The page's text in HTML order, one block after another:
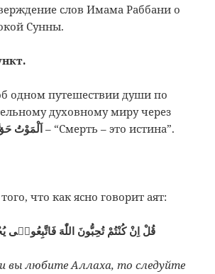
слов Имама Раббани о
Сунны.
одном путешествии души по
духовному миру через
اَلْمَوْتُ – “Смерть – это истина”.
что как ясно говорит аят:
قُلْ اِنْ كُنْتُمْ تُحِبُّونَ اللّٰهَ فَاتَّبِعُونٖى
вы любите Аллаха, то следуйте